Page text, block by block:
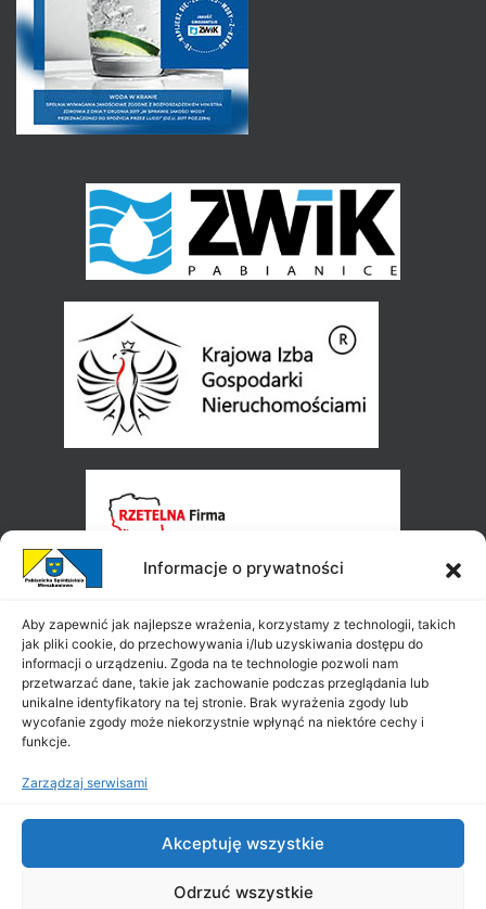
Informacje o prywatności
Aby zapewnić jak najlepsze wrażenia, korzystamy z technologii, takich
jak pliki cookie, do przechowywania i/lub uzyskiwania dostępu do
informacji o urządzeniu. Zgoda na te technologie pozwoli nam
przetwarzać dane, takie jak zachowanie podczas przeglądania lub
unikalne identyfikatory na tej stronie. Brak wyrażenia zgody lub
wycofanie zgody może niekorzystnie wpłynąć na niektóre cechy i
funkcje.
Zarządzaj serwisami
Akceptuję wszystkie
Odrzuć wszystkie